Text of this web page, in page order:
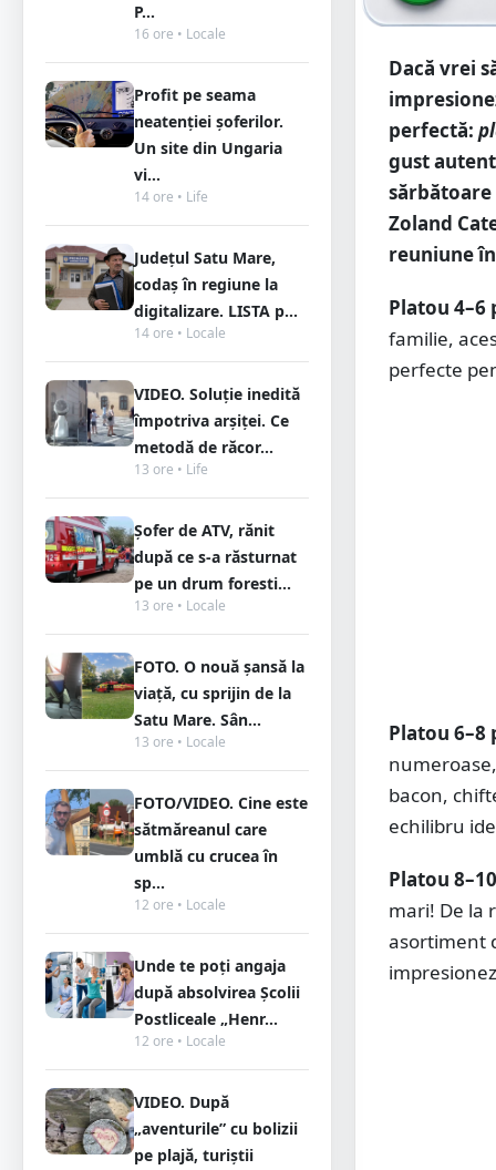
P...
16 ore • Locale
Profit pe seama
neatenției șoferilor.
Un site din Ungaria
vi...
14 ore • Life
Județul Satu Mare,
codaș în regiune la
digitalizare. LISTA p...
14 ore • Locale
VIDEO. Soluție inedită
împotriva arșiței. Ce
metodă de răcor...
13 ore • Life
Șofer de ATV, rănit
după ce s-a răsturnat
pe un drum foresti...
13 ore • Locale
FOTO. O nouă șansă la
viață, cu sprijin de la
Satu Mare. Sân...
13 ore • Locale
FOTO/VIDEO. Cine este
sătmăreanul care
umblă cu crucea în
sp...
12 ore • Locale
Unde te poți angaja
după absolvirea Școlii
Postliceale „Henr...
12 ore • Locale
VIDEO. După
„aventurile” cu bolizii
pe plajă, turiștii
Dacă vrei
perfectă:
gust
Zoland
reuniune
Platou 4–6
familie,
perfecte
Platou 6–8
bacon,
echilibru
Platou
mari! De la
asortiment